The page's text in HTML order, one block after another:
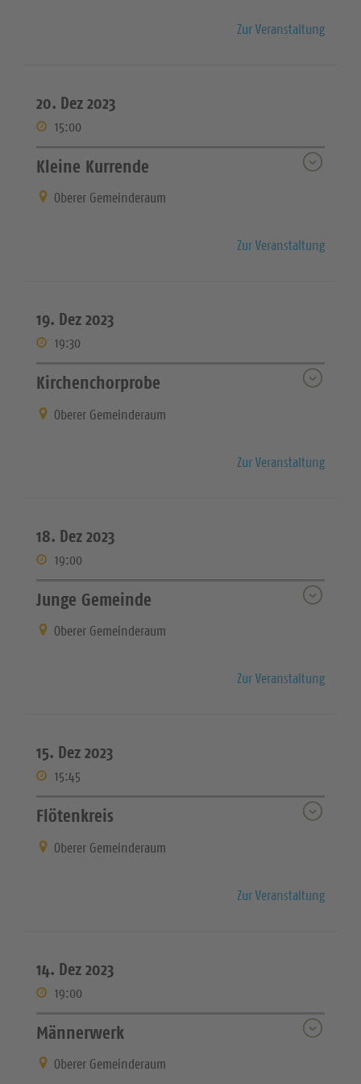
Zur Veranstaltung
20. Dez 2023
15:00
Kleine Kurrende
Oberer Gemeinderaum
Zur Veranstaltung
19. Dez 2023
19:30
Kirchenchorprobe
Oberer Gemeinderaum
Zur Veranstaltung
18. Dez 2023
19:00
Junge Gemeinde
Oberer Gemeinderaum
Zur Veranstaltung
15. Dez 2023
15:45
Flötenkreis
Oberer Gemeinderaum
Zur Veranstaltung
14. Dez 2023
19:00
Männerwerk
Oberer Gemeinderaum